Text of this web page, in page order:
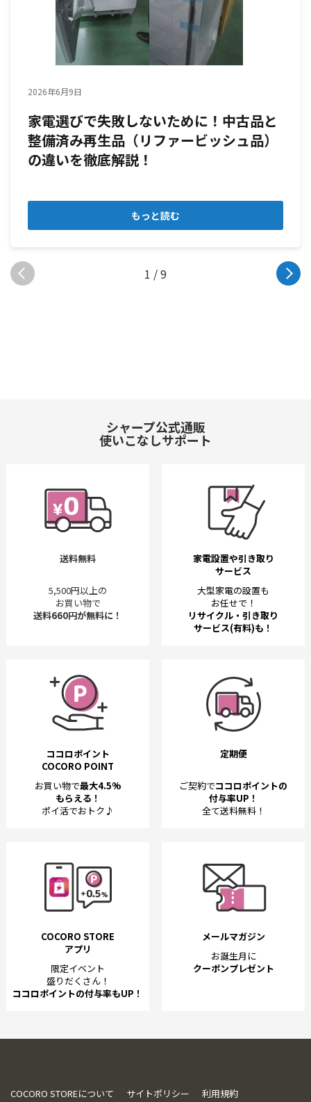
2026年6月9日
家電選びで失敗しないために！中古品と
整備済み再生品（リファービッシュ品）
の違いを徹底解説！
もっと読む
1 / 9
シャープ公式通販
使いこなしサポート
送料無料
5,500円以上の
お買い物で
送料660円が無料に！
家電設置や引き取り
サービス
大型家電の設置も
お任せで！
リサイクル・引き取り
サービス(有料)も！
ココロポイント
COCORO POINT
お買い物で最大4.5%
もらえる！
ポイ活でおトク♪
定期便
ご契約でココロポイントの
付与率UP！
全て送料無料！
COCORO STORE
アプリ
限定イベント
盛りだくさん！
ココロポイントの付与率もUP！
メールマガジン
お誕生月に
クーポンプレゼント
COCORO STOREについて サイトポリシー 利用規約